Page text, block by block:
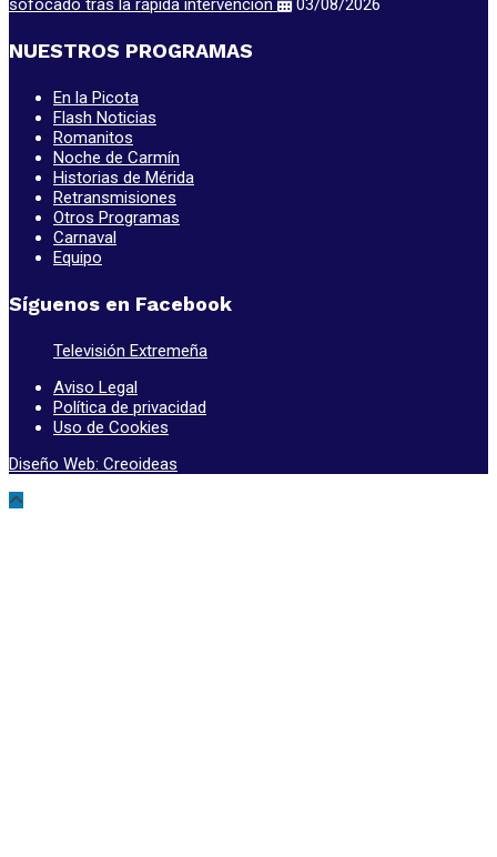
sofocado tras la rápida intervención
03/08/2026
NUESTROS PROGRAMAS
En la Picota
Flash Noticias
Romanitos
Noche de Carmín
Historias de Mérida
Retransmisiones
Otros Programas
Carnaval
Equipo
Síguenos en Facebook
Televisión Extremeña
Aviso Legal
Política de privacidad
Uso de Cookies
Diseño Web: Creoideas